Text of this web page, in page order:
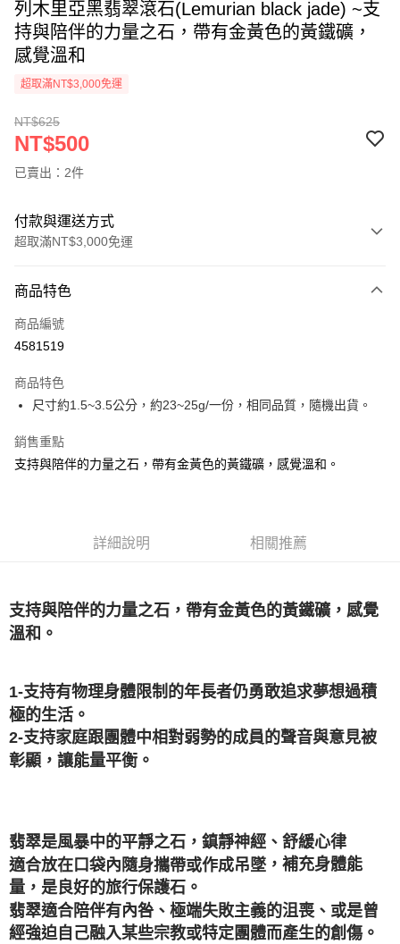
列木里亞黑翡翠滾石(Lemurian black jade) ~支
持與陪伴的力量之石，帶有金黃色的黃鐵礦，
感覺溫和
超取滿NT$3,000免運
NT$625
NT$500
已賣出：2件
付款與運送方式
超取滿NT$3,000免運
信用卡一次付款
超商取貨付款
Apple Pay
街口支付
悠遊付
7-11取貨付款
賣家宅配幫您送（台灣）
每筆NT$80，滿NT$3,000(含以上)免運費
郵局幫你送（離島）
每筆NT$80，滿NT$3,000(含以上)免運費
商品特色
商品編號
4581519
商品特色
尺寸約1.5~3.5公分，約23~25g/一份，相同品質，隨機出貨。
銷售重點
支持與陪伴的力量之石，帶有金黃色的黃鐵礦，感覺溫和。
詳細說明 相關推薦
支持與陪伴的力量之石，帶有金黃色的黃鐵礦，感覺
溫和。
1-支持有物理身體限制的年長者仍勇敢追求夢想過積
極的生活。
2-支持家庭跟團體中相對弱勢的成員的聲音與意見被
彰顯，讓能量平衡。
翡翠是風暴中的平靜之石，鎮靜神經、舒緩心律
適合放在口袋內隨身攜帶或作成吊墜，補充身體能
量，是良好的旅行保護石。
翡翠適合陪伴有內咎、極端失敗主義的沮喪、或是曾
經強迫自己融入某些宗教或特定團體而產生的創傷。